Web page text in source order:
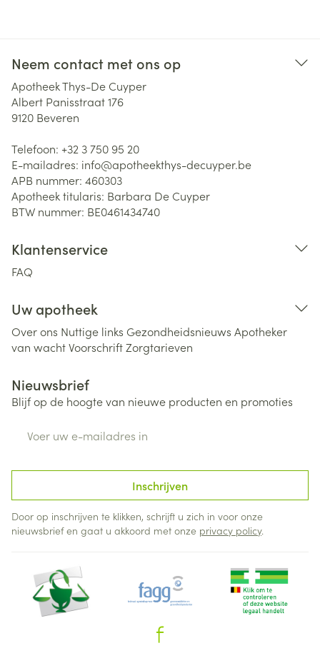
Neem contact met ons op
Apotheek Thys-De Cuyper
Albert Panisstraat 176
9120 Beveren
Telefoon: +32 3 750 95 20
E-mailadres: info@apotheekthys-decuyper.be
APB nummer: 460303
Apotheek titularis: Barbara De Cuyper
BTW nummer: BE0461434740
Klantenservice
FAQ
Uw apotheek
Over ons Nuttige links Gezondheidsnieuws Apotheker
van wachtVoorschriftZorgtarieven
Nieuwsbrief
Blijf op de hoogte van nieuwe producten en promoties
Inschrijven
Door op inschrijven te klikken, schrijft u zich in voor onze
nieuwsbrief en gaat u akkoord met onze privacy policy.